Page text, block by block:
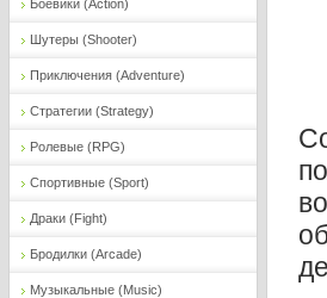
Боевики (Action)
Шутеры (Shooter)
Приключения (Adventure)
Стратегии (Strategy)
Ролевые (RPG)
Спортивные (Sport)
Драки (Fight)
Бродилки (Arcade)
Музыкальные (Music)